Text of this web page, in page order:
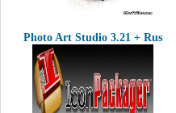
Photo Art Studio 3.21 + Rus